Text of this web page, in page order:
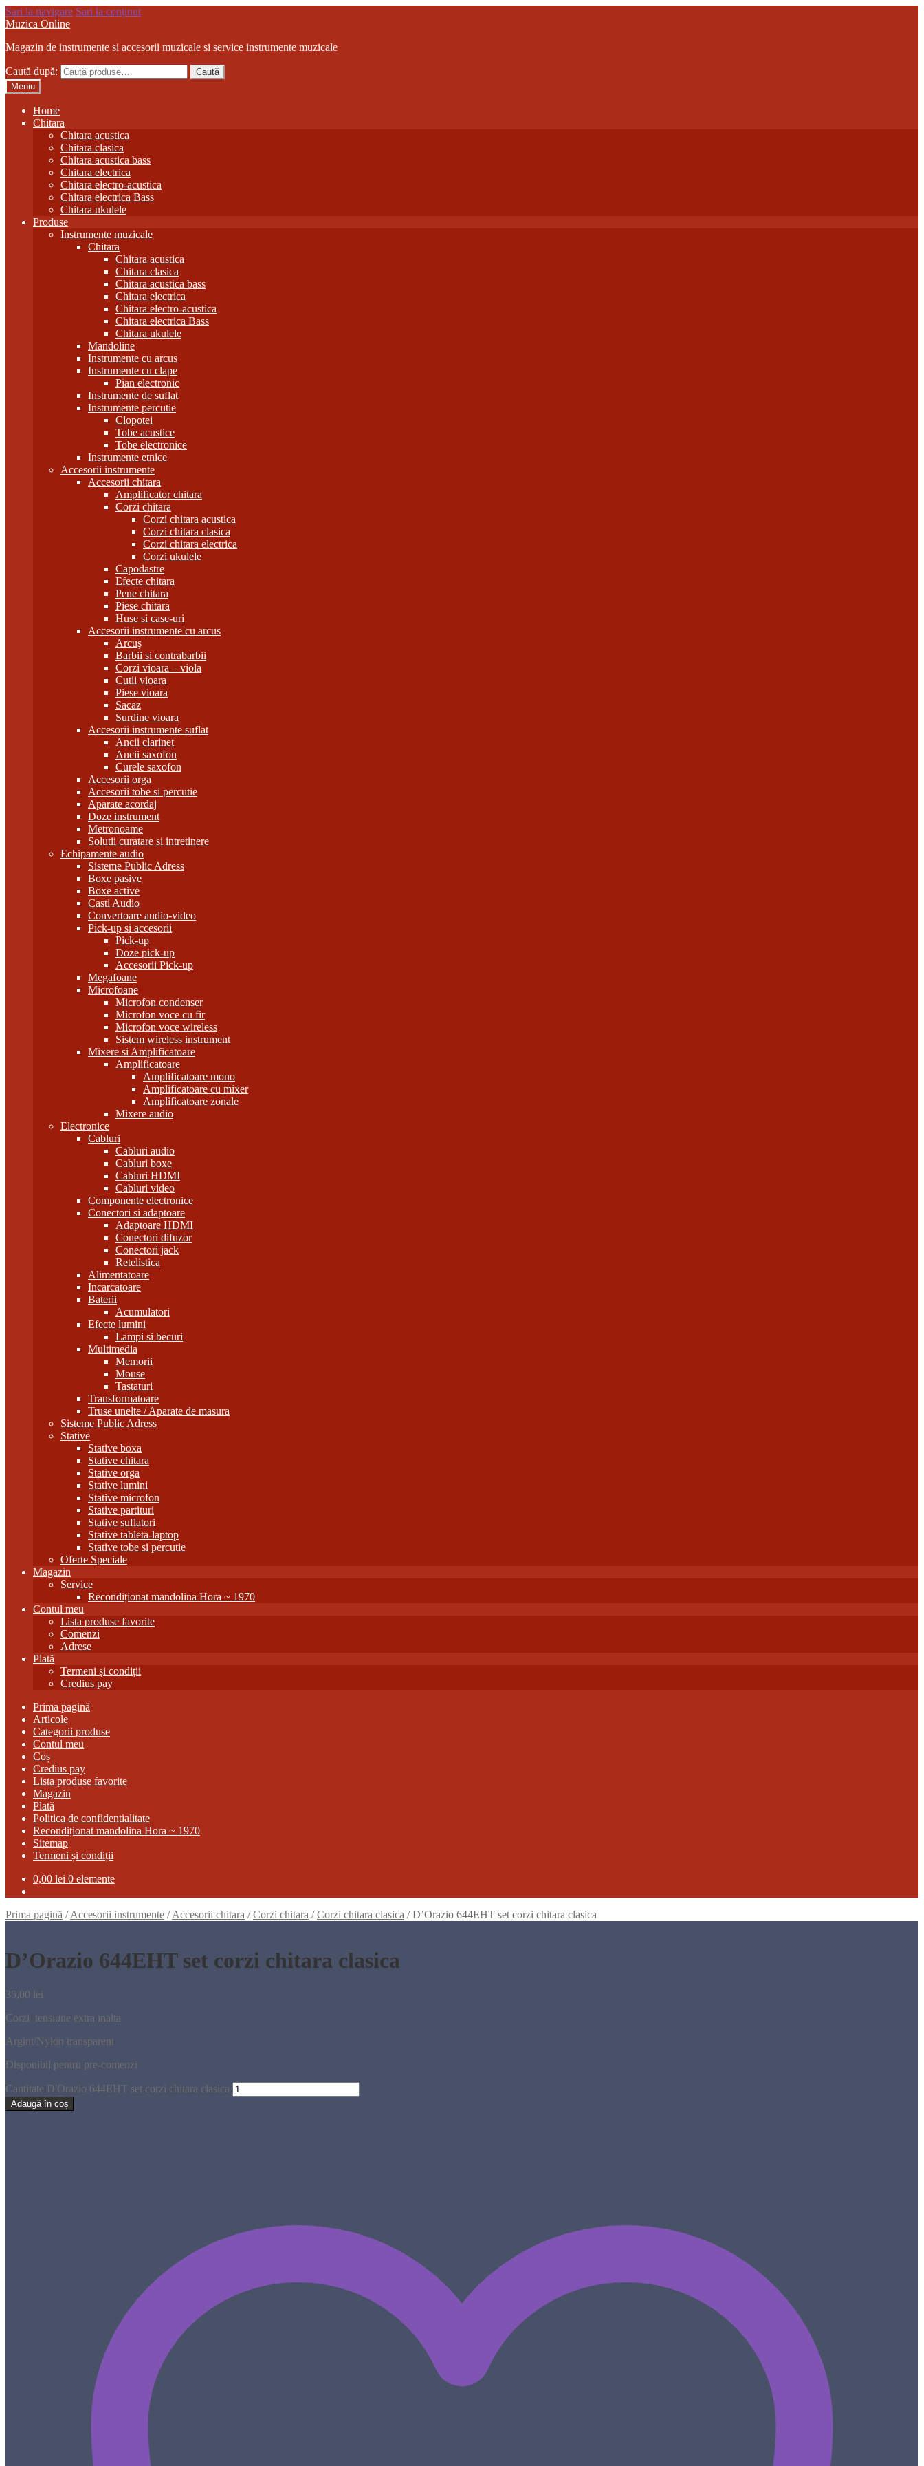
Sari la navigare Sari la conținut
Muzica Online
Magazin de instrumente si accesorii muzicale si service instrumente muzicale
Caută după:
Caută
Meniu
Home
Chitara
Chitara acustica
Chitara clasica
Chitara acustica bass
Chitara electrica
Chitara electro-acustica
Chitara electrica Bass
Chitara ukulele
Produse
Instrumente muzicale
Chitara
Chitara acustica
Chitara clasica
Chitara acustica bass
Chitara electrica
Chitara electro-acustica
Chitara electrica Bass
Chitara ukulele
Mandoline
Instrumente cu arcus
Instrumente cu clape
Pian electronic
Instrumente de suflat
Instrumente percutie
Clopotei
Tobe acustice
Tobe electronice
Instrumente etnice
Accesorii instrumente
Accesorii chitara
Amplificator chitara
Corzi chitara
Corzi chitara acustica
Corzi chitara clasica
Corzi chitara electrica
Corzi ukulele
Capodastre
Efecte chitara
Pene chitara
Piese chitara
Huse si case-uri
Accesorii instrumente cu arcus
Arcuş
Barbii si contrabarbii
Corzi vioara – viola
Cutii vioara
Piese vioara
Sacaz
Surdine vioara
Accesorii instrumente suflat
Ancii clarinet
Ancii saxofon
Curele saxofon
Accesorii orga
Accesorii tobe si percutie
Aparate acordaj
Doze instrument
Metronoame
Solutii curatare si intretinere
Echipamente audio
Sisteme Public Adress
Boxe pasive
Boxe active
Casti Audio
Convertoare audio-video
Pick-up si accesorii
Pick-up
Doze pick-up
Accesorii Pick-up
Megafoane
Microfoane
Microfon condenser
Microfon voce cu fir
Microfon voce wireless
Sistem wireless instrument
Mixere si Amplificatoare
Amplificatoare
Amplificatoare mono
Amplificatoare cu mixer
Amplificatoare zonale
Mixere audio
Electronice
Cabluri
Cabluri audio
Cabluri boxe
Cabluri HDMI
Cabluri video
Componente electronice
Conectori si adaptoare
Adaptoare HDMI
Conectori difuzor
Conectori jack
Retelistica
Alimentatoare
Incarcatoare
Baterii
Acumulatori
Efecte lumini
Lampi si becuri
Multimedia
Memorii
Mouse
Tastaturi
Transformatoare
Truse unelte / Aparate de masura
Sisteme Public Adress
Stative
Stative boxa
Stative chitara
Stative orga
Stative lumini
Stative microfon
Stative partituri
Stative suflatori
Stative tableta-laptop
Stative tobe si percutie
Oferte Speciale
Magazin
Service
Recondiționat mandolina Hora ~ 1970
Contul meu
Lista produse favorite
Comenzi
Adrese
Plată
Termeni și condiții
Credius pay
Prima pagină
Articole
Categorii produse
Contul meu
Coș
Credius pay
Lista produse favorite
Magazin
Plată
Politica de confidentialitate
Recondiționat mandolina Hora ~ 1970
Sitemap
Termeni și condiții
0,00 lei 0 elemente
Prima pagină /Accesorii instrumente /Accesorii chitara /Corzi chitara /Corzi chitara clasica /D’Orazio 644EHT set corzi chitara clasica
D’Orazio 644EHT set corzi chitara clasica
35,00 lei
Corzi tensiune extra inalta
Argint/Nylon transparent
Disponibil pentru pre-comenzi
Cantitate D'Orazio 644EHT set corzi chitara clasica
Adaugă în coș